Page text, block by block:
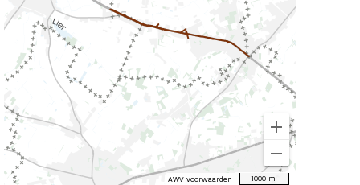
this
road
work
add
remove
AWV voorwaarden 1000 m